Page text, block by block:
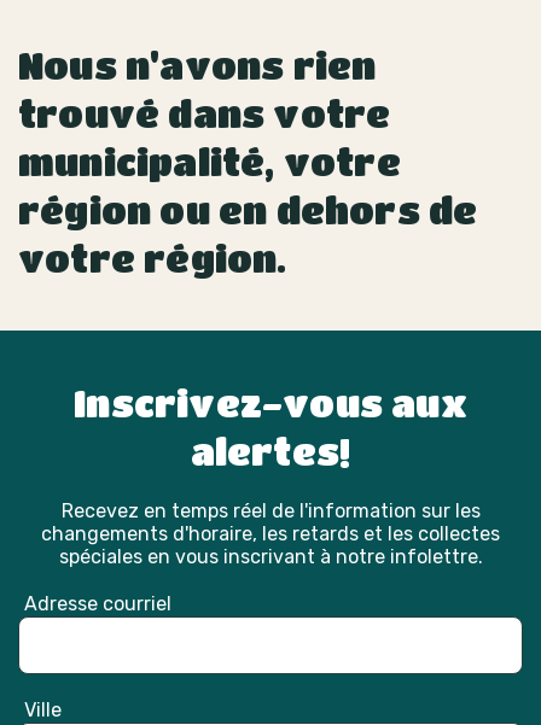
Nous n'avons rien
trouvé dans votre
municipalité, votre
région ou en dehors de
votre région.
Inscrivez-vous aux
alertes!
Recevez en temps réel de l'information sur les
changements d'horaire, les retards et les collectes
spéciales en vous inscrivant à notre infolettre.
Adresse courriel
Ville